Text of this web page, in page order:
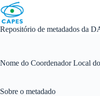
Skip
to
content
Repositório de metadados da
Nome do Coordenador Local
Sobre o metadado